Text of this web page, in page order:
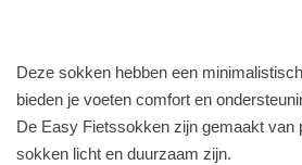
Deze sokken hebben een
bieden je voeten comfort en
De Easy Fietssokken zijn gemaakt van
sokken licht en duurzaam zijn.